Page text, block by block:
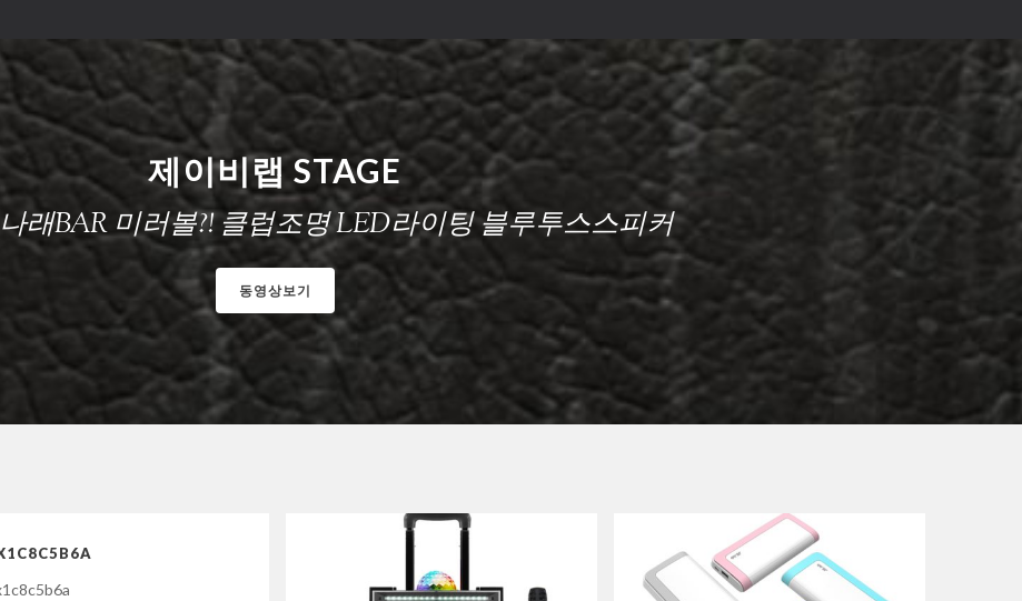
제이비랩 STAGE
래BAR 미러볼?! 클럽조명 LED라이팅 블루투스스피커
동영상보기